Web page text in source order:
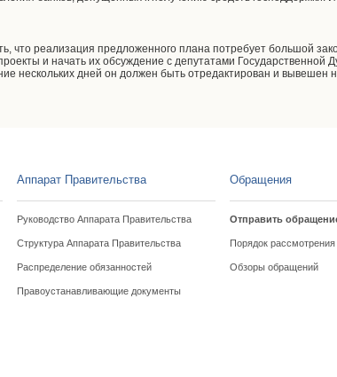
что реализация предложенного плана потребует большой
и начать их обсуждение с депутатами
нескольких дней он должен быть отредактирован и вывешен
Аппарат Правительства
Руководство Аппарата Правительства
Структура Аппарата Правительства
Распределение обязанностей
Правоустанавливающие документы
Обращения
Отправить
Порядок
Обзоры обращений